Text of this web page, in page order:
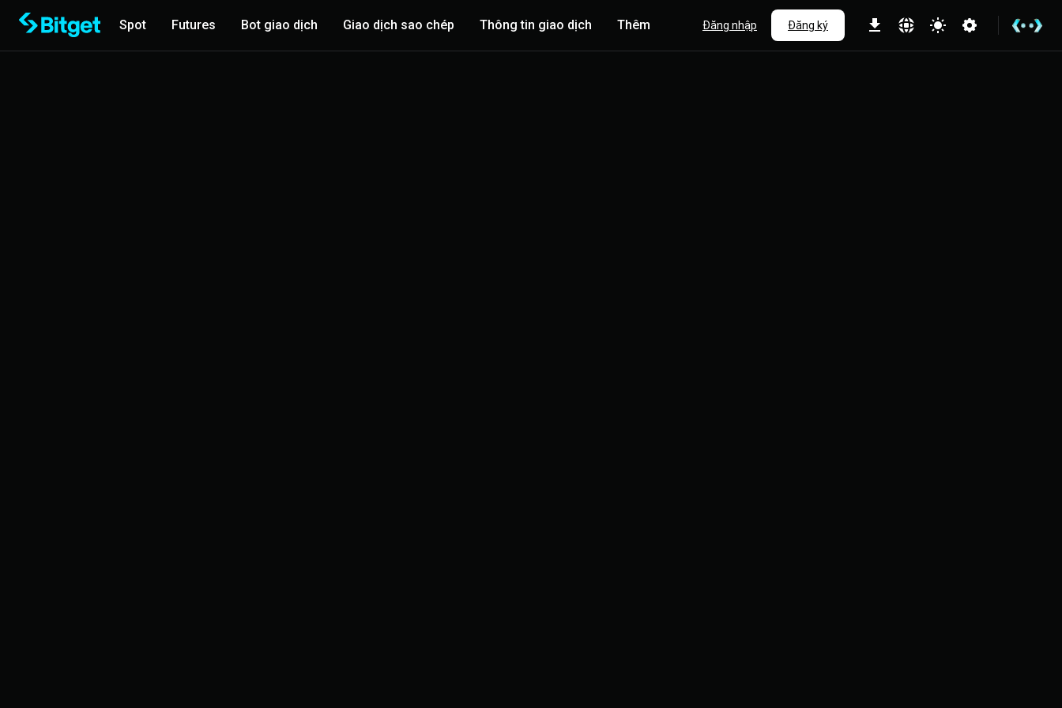
Spot Futures Bot giao dịch Giao dịch sao chép Thông tin giao dịch Thêm Đăng nhập Đăng ký